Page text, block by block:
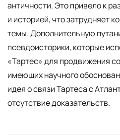
античности. Это привело к
и историей, что затрудняет
темы. Дополнительную
псевдоисторики, которые
«Тартес» для продвижения
имеющих научного
идея о связи Тартеса с
отсутствие доказательств.